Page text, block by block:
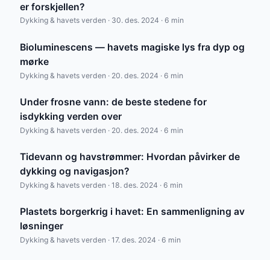
er forskjellen?
Dykking & havets verden · 30. des. 2024 · 6 min
Bioluminescens — havets magiske lys fra dyp og
mørke
Dykking & havets verden · 20. des. 2024 · 6 min
Under frosne vann: de beste stedene for
isdykking verden over
Dykking & havets verden · 20. des. 2024 · 6 min
Tidevann og havstrømmer: Hvordan påvirker de
dykking og navigasjon?
Dykking & havets verden · 18. des. 2024 · 6 min
Plastets borgerkrig i havet: En sammenligning av
løsninger
Dykking & havets verden · 17. des. 2024 · 6 min